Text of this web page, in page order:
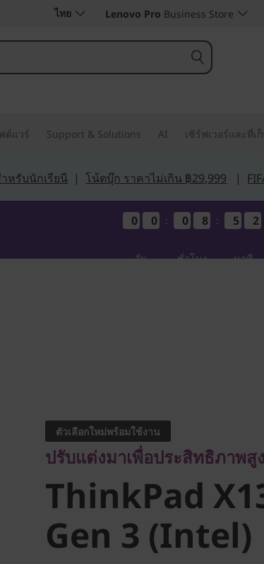
ไทย Lenovo Pro Business Store
ต์แวร์ Support & Solutions AI เซิร์ฟเวอร์และที่เ
หรับนักเรียนี |โน้ตบุ๊ก ราคาไม่เกิน ฿29,999 |
0
0
0
0 0
0
0
0
วัน
: 0
0
0
0 8
8
8
8
ชั่วโมง
: 5
5
5
5 2
2
2
2
นาที
ThinkPad X13
Gen 3 (Intel)
ตัวเลือกใหม่พร้อมใช้งาน
ปรับแต่งมาเพื่อประสิทธิภาพสู
ThinkPad
Gen 3 (Intel)